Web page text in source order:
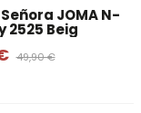
JOMA N-
2525 Beig
49,90 €